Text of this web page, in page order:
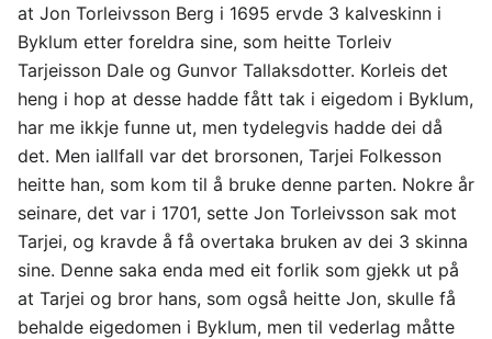
at Jon Torleivsson Berg i 1695 ervde 3 kalveskinn i
Byklum etter foreldra sine, som heitte Torleiv
Tarjeisson Dale og Gunvor Tallaksdotter. Korleis det
heng i hop at desse hadde fått tak i eigedom i Byklum,
har me ikkje funne ut, men tydelegvis hadde dei då
det. Men iallfall var det brorsonen, Tarjei Folkesson
heitte han, som kom til å bruke denne parten. Nokre år
seinare, det var i 1701, sette Jon Torleivsson sak mot
Tarjei, og kravde å få overtaka bruken av dei 3 skinna
sine. Denne saka enda med eit forlik som gjekk ut på
at Tarjei og bror hans, som også heitte Jon, skulle få
behalde eigedomen i Byklum, men til vederlag måtte